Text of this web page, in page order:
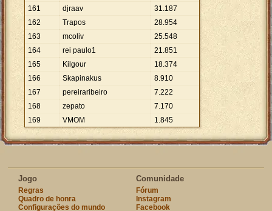
161
djraav 31.187
162
Trapos 28.954
163
mcoliv 25.548
164
rei paulo1 21.851
165
Kilgour 18.374
166
Skapinakus 8.910
167
pereiraribeiro 7.222
168
zepato 7.170
169
VMOM 1.845
Jogo
Regras
Quadro de honra
Configurações do mundo
Comunidade
Fórum
Instagram
Facebook